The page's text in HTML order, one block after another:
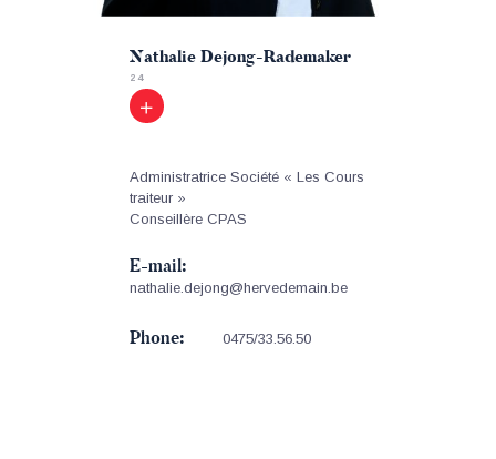
Nathalie Dejong-Rademaker
24
Administratrice Société « Les Cours
traiteur »
Conseillère CPAS
E-mail:
nathalie.dejong@hervedemain.be
Phone: 0475/33.56.50